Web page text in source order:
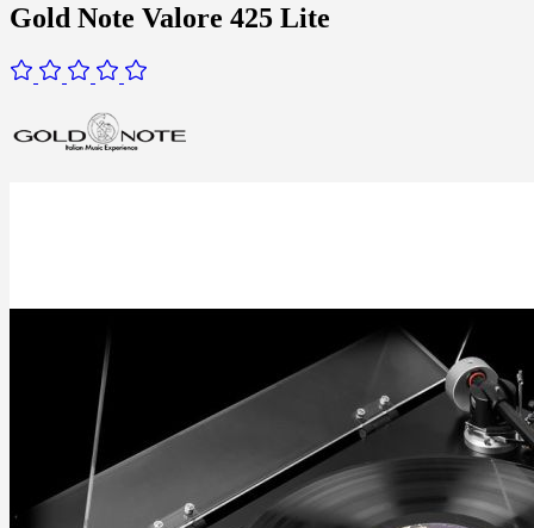
Gold Note Valore 425 Lite